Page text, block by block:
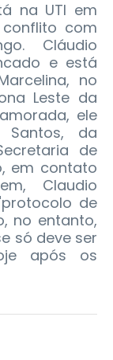
na UTI em
com
Cláudio
e está
no
Leste da
ele
da
de
em contato
Claudio
de
no entanto,
só deve ser
após os